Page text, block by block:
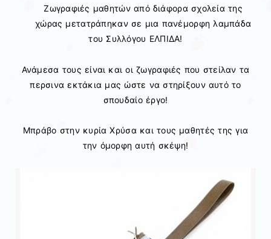
Ζωγραφιές μαθητών από διάφορα σχολεία της
χώρας μετατράπηκαν σε μια πανέμορφη λαμπάδα
του Συλλόγου ΕΛΠΙΔΑ!
Ανάμεσα τους είναι και οι ζωγραφιές που στείλαν τα
περσινα εκτάκια μας ώστε να στηρίξουν αυτό το
σπουδαίο έργο!
Μπράβο στην κυρία Χρύσα και τους μαθητές της για
την όμορφη αυτή σκέψη!